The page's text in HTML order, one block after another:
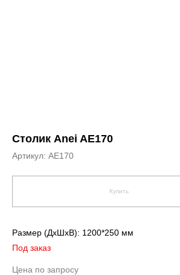
Столик Anei AE170
Артикул: AE170
Купить
Размер (ДxШxВ): 1200*250 мм
Под заказ
Цена по запросу